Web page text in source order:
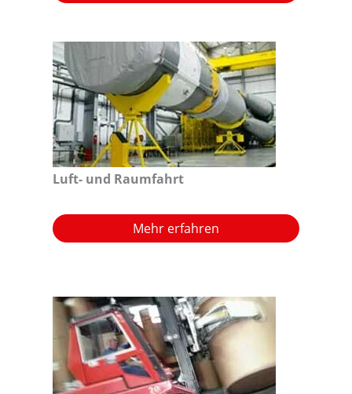
Luft- und Raumfahrt
Mehr erfahren